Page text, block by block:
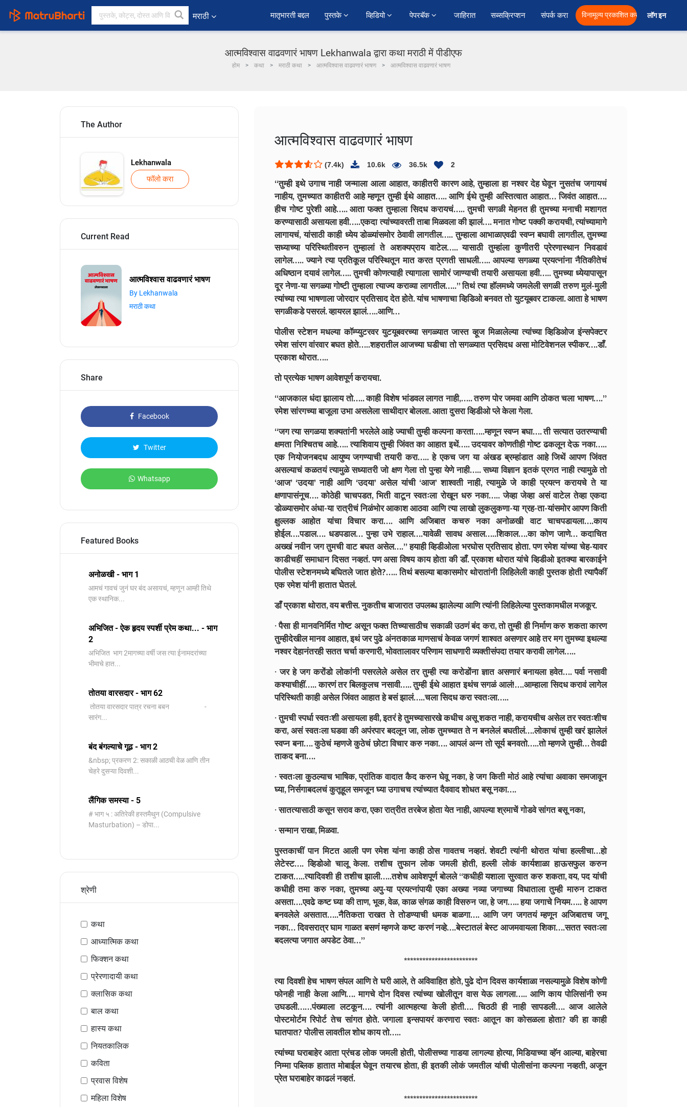
मराठी ﻿मातृभारती बद्दल पुस्तके व्हिडियो पेपरबॅक जाहिरात सब्सक्रिप्शन संपर्क करा विनामूल्य प्रकाशित करा लॉग इन
आत्मविश्वास वाढवणारं भाषण Lekhanwala द्वारा कथा मराठी में पीडीएफ
होम कथा मराठी कथा आत्मविश्वास वाढवणारं भाषण आत्मविश्वास वाढवणारं भाषण
The Author
Lekhanwala
फॉलो करा
Current Read
आत्मविश्वास वाढवणारं भाषण
By Lekhanwala
मराठी कथा
Share
Facebook
Twitter
Whatsapp
Featured Books
अनोळखी - भाग 1
आमचं गावचं जुनं घर बंद असायचं, म्हणून आम्ही तिथे
एक स्थानिक...
अभिजित - ऐक हृदय स्पर्शी प्रेम कथा... - भाग
2
️अभिजित ️ भाग 2मागच्या वर्षी जस त्या ईनामदरांच्या
भीमाचे हात...
तोतया वारसदार - भाग 62
तोतया वारसदार पात्र रचना बबन -
सारंग...
बंद बंगल्याचे गूढ - भाग 2
&nbsp; प्रकरण 2: सकाळी आठची वेळ आणि तीन
चेहरे दुसऱ्या दिवशी...
लैंगिक समस्या - 5
# भाग ५ : अतिरेकी हस्तमैथुन (Compulsive
Masturbation) – डोपा...
श्रेणी
कथा
आध्यात्मिक कथा
फिक्शन कथा
प्रेरणादायी कथा
क्लासिक कथा
बाल कथा
हास्य कथा
नियतकालिक
कविता
प्रवास विशेष
महिला विशेष
आत्मविश्वास वाढवणारं भाषण
(7.4k) 10.6k 36.5k 2
“तुम्ही इथे उगाच नाही जन्माला आला आहात, काहीतरी कारण आहे, तुम्हाला हा नश्वर देह घेवून नुसतंच जगायचं
नाहीय, तुमच्यात काहीतरी आहे म्हणून तुम्ही ईथे आहात….. आणि ईथे तुम्ही अस्तित्वात आहात… जिवंत आहात….
हीच गोष्ट पुरेशी आहे….. आता फक्त तुम्हाला सिदध करायचं….. तुमची सगळी मेहनत ही तुमच्या मनाची मशागत
करण्यासाठी असायला हवी…..एकदा त्यांच्यावरती ताबा मिळवला की झालं…. मनात गोष्ट पक्की करायची, त्यांच्यामागे
लागायचं, यांसाठी काही ध्येय डोळ्यांसमोर ठेवावी लागतील….. तुम्हाला आभाळाएवढी स्वप्न बघावी लागतील, तुमच्या
सध्याच्या परिस्थितीवरुन तुम्हालां ते अशक्यप्राय वाटेल….. यासाठी तुम्हांला कुणीतरी प्रेरणास्थान निवडावं
लागेल….. ज्याने त्या प्रतिकूल परिस्थितून मात करत प्रगती साधली….. आपल्या सगळ्या प्रयत्नांना नैतिकीतेचं
अधिष्ठान दयावं लागेल….. तुमची कोणत्याही त्यागाला सामोरं जाण्याची तयारी असायला हवी….. तुमच्या ध्येयापासून
दूर नेणा-या सगळ्या गोष्टी तुम्हाला त्याज्य कराव्या लागतील…..” तिथं त्या हॉलमध्ये जमलेली सगळी तरुण मुलं-मुली
त्यांच्या त्या भाषणाला जोरदार प्रतिसाद देत होते. यांच भाषणाचा व्हिडिओ बनवत तो युटयूबवर टाकला. आता हे भाषण
सगळीकडे पसरलं. व्हायरल झालं…..आणि…
पोलीस स्टेशन मधल्या कॉम्प्युटरवर युटयूबवरच्या सगळ्यात जास्त व्हूज मिळालेल्या त्यांच्या व्हिडिओज इंन्सपेक्टर
रमेश सांरग वांरवार बघत होते…..शहरातील आजच्या घडीचा तो सगळ्यात प्रसिदध असा मोटिवेशनल स्पीकर….डाँ.
प्रकाश थोरात…..
तो प्रत्येक भाषण आवेशपूर्ण करायचा.
“आजकाल धंदा झालाय तो….. काही विशेष भांडवल लागत नाही,….. तरुण पोर जमवा आणि ठोकत चला भाषण….”
रमेश सांरगच्या बाजूला उभा असलेला साथीदार बोलला. आता दुसरा व्हिडीओ प्ले केला गेला.
“जग त्या सगळया शक्यतांनी भरलेले आहे ज्याची तुम्ही कल्पना करता…..म्हणून स्वप्न बघा…. ती सत्यात उतरण्याची
क्षमता निश्चितच आहे….. त्याशिवाय तुम्ही जिंवत का आहात इथें….. उदयावर कोणतीही गोष्ट ढकलून देऊ नका…..
एक नियोजनबदध आयुष्य जगण्याची तयारी करा….. हे एकच जग या अंखड ब्रम्हांडात आहे जिथें आपण जिंवत
असल्याचं कळतयं त्यामुळे सध्यातरी जो क्षण गेला तो पुन्हा येणे नाही….. सध्या विज्ञान इतकं प्रगत नाही त्यामुळे तो
‘आज’ ‘उदया’ नाही आणि ‘उदया’ असेल यांची ‘आज’ शाश्वती नाही, त्यामुळे जे काही प्रयत्न करायचे ते या
क्षणापासंनूच…. कोठेही चाचपडत, भिती वाटून स्वतःला रोखून धरु नका….. जेव्हा जेव्हा असं वाटेल तेव्हा एकदा
डोळ्यासमोर अंधा-या रात्रीचं निळंभोर आकाश आठवा आणि त्या लाखो लुकलुकणा-या ग्रह-ता-यांसमोर आपण किती
क्षुल्लक आहोत यांचा विचार करा…. आणि अजिबात कचरु नका अनाेळखी वाट चाचपडायला….काय
होईल….पडाल…. धडपडाल… पुन्हा उभे राहाल….यावेळी सावध असाल…..शिकाल….का कोण जाणे… कदाचित
अख्खं नवीन जग तुमची वाट बघत असेल….” हयाही व्हिडीओला भरघोस प्रतिसाद होता. पण रमेश यांच्या चेह-यावर
काडीचहीं समाधान दिसत नव्हतं. पण असा विषय काय होता की डाँ. प्रकाश थोरात यांचे व्हिडीओ इतक्या बारकाईने
पोलीस स्टेशनमध्ये बघितले जात होते?….. तिथं बसल्या बाकासमोर थोरातांनी लिहिलेली काही पुस्तक होती त्यापैकीं
एक रमेश यांनी हातात घेतलं.
डाँ प्रकाश थोरात, वय बत्तीस. नुकतीच बाजारात उपलब्ध झालेल्या आणि त्यांनी लिहिलेल्या पुस्तकामधील मजकूर.
· पैसा ही मानवनिर्मित गोष्ट असून फक्त तिच्यासाठीच सकाळी उठणं बंद करा, तो तुम्ही ही निर्माण करु शकता कारण
तुम्हीदेखील मानव आहात, इथं जर पुढे अंनतकाळ माणसाचं केवळ जगणं शाश्वत असणार आहे तर मग तुमच्या इथल्या
नश्वर देहानंतरही सतत चर्चा करणारी, भोवतालावर परिणाम साधणारी व्यक्तीसंपदा तयार करावी लागेल…..
· जर हे जग करोंडाे लाेकांनी पसरलेले असेल तर तुम्ही त्या करोडोंना ज्ञात असणारं बनायला हवेत…. पर्वा नसावी
कश्याचीहीं….. कारणं तर बिलकुलच नसावी….. तुम्ही ईथे आहात इथंच सगळं आलं!….आम्हाला सिदध करावं लागेल
परिस्थिती काही असेल जिंवत आहात हे बसं झालं…..चला सिदध करा स्वतःला…..
· तुमची स्पर्धा स्वतःशी असायला हवी, इतरं हे तुमच्यासारखे कधीच असू शकत नाही, करायचीच असेल तर स्वतःशीच
करा, असं स्वतःला घडवा की अपंरपार बदलून जा, लोक तुमच्यात ते न बनलेलं बघतीलं….लोकाचं तुम्ही खरं झालेलं
स्वप्न बना…. कुठेचं म्हणजे कुठेचं छोटा विचार करु नका…. आपलं अन्न तो सूर्य बनवतो…..तो म्हणजे तुम्ही… तेवढी
ताकद बना….
· स्वतःला कुठल्याच भाषिक, प्रांतिक वादात कैद करुन घेवू नका, हे जग किती मोठं आहे त्यांचा अवाका समजावून
घ्या, निर्सगाबदलचं कुतूहूल समजून घ्या उगाचच त्यांच्यात दैववाद शोधत बसू नका….
· सातत्यासाठी कसून सराव करा, एका रात्रीत तरबेज होता येत नाही, आपल्या श्रमाचें गोडवे सांगत बसू नका,
· सन्मान राखा, मिळवा.
पुस्तकाचीं पान मिटत आली पण रमेश यांना काही ठोस गावतच नव्हतं. शेवटी त्यांनी थोरात यांचा हल्लीचा…हो
लेटेस्ट…. व्हिडोओ चालू केला. तशीच तुफान लोक जमली होती, हल्ली लोकं कार्यशाळा हाऊसफुल करुन
टाकत…..त्यादिवशी ही तशीच झाली…..तशेच आवेशपूर्ण बोलले “कधीही यशाला सुरवात करु शकता, वय, पद यांची
कधीही तमा करु नका, तुमच्या अपु-या प्रयत्नांपायी एका अख्या नव्या जगाच्या विधाताला तुम्ही मारुन टाकत
असता….एवढे कष्ट घ्या की ताण, भूक, वेळ, काळ संगळ काही विसरुन जा, हे जग….. हया जगाचे नियम….. हे आपण
बनवलेले असतात…..नैतिकता राखत ते तोडण्याची धमक बाळगा…. आणि जग जगतयं म्हणून अजिबातच जगू
नका… दिवसरात्र घाम गाळत बसणं म्हणजे कष्ट करणं नव्हे….बेस्टातलं बेस्ट आजमवायला शिका….सतत स्वतःला
बदलत्या जगात अपडेट ठेवा…”
************************
त्या दिवशी हेच भाषण संपल आणि ते घरी आले, ते अविवाहित होते, पुढे दोन दिवस कार्यशाळा नसल्यामुळे विशेष कोणी
फोनही नाही केला आणि…. मागचे दोन दिवस त्यांच्या खोलीतून वास येऊ लागला….. आणि काय पोलिसांनी रुम
उघडली……पंख्याला लटकून…. त्यांनी आत्महत्या केली होती…. चिठठी ही नाही सापडली…. आज आलेले
पोस्टमोर्टम रिपोर्ट तेच सांगत होते. जगाला इन्सपायरं करणारा स्वतः आतून का कोसळला होता? की हा काही
घातपात? पोलीस लावतील शोध काय तो…..
त्यांच्या घराबाहेर आता प्रंचड लोक जमली होती, पोलीसच्या गाडया लागल्या होत्या, मिडियाच्या व्हॅन आल्या, बाहेरचा
निम्मा पब्लिक हातात मोबाईल घेवून तयारच होता, ही इतकी लोकं जमतील यांची पोलीसांना कल्पना नव्हती, अजून
प्रेत घराबाहेर काढलं नव्हतं.
************************